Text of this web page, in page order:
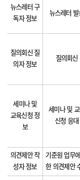
뉴스레터 구
독자 정보
뉴스레터 발
질의회신 질
의자 정보
질의회신
세미나 및
교육신청 정
보
세미나 및
신청 응대
의견제안 작
성자 정보
기준원 업무
한 의견제안